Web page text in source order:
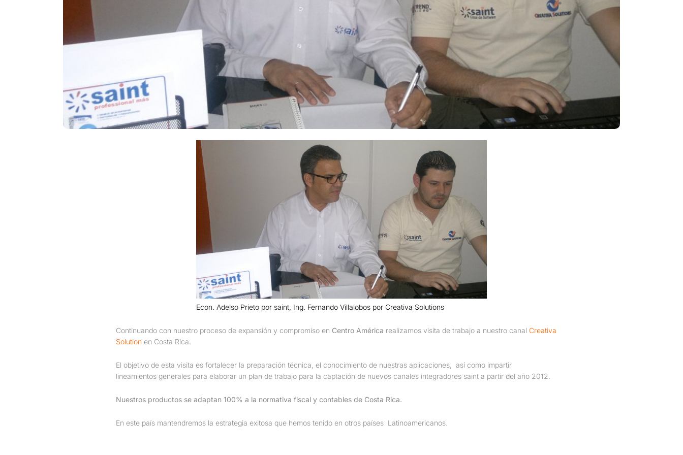
Econ. Adelso Prieto por saint, Ing. Fernando Villalobos por Creativa Solutions
Continuando con nuestro proceso de expansión y compromiso en Centro América realizamos visita de trabajo a nuestro canal Creativa
Solution en Costa Rica.
El objetivo de esta visita es fortalecer la preparación técnica, el conocimiento de nuestras aplicaciones, así como impartir
lineamientos generales para elaborar un plan de trabajo para la captación de nuevos canales integradores saint a partir del año 2012.
Nuestros productos se adaptan 100% a la normativa fiscal y contables de Costa Rica.
En este país mantendremos la estrategia exitosa que hemos tenido en otros países Latinoamericanos.